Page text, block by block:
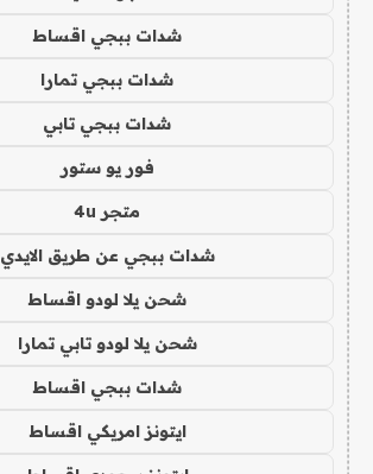
شدات ببجي اقساط
شدات ببجي تمارا
شدات ببجي تابي
فور يو ستور
متجر 4u
شدات ببجي عن طريق الايدي
شحن يلا لودو اقساط
شحن يلا لودو تابي تمارا
شدات ببجي اقساط
ايتونز امريكي اقساط